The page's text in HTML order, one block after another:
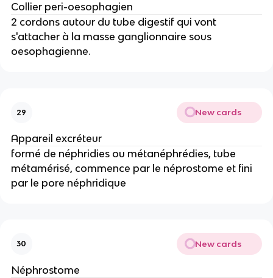
Collier peri-oesophagien
2 cordons autour du tube digestif qui vont
s'attacher à la masse ganglionnaire sous
oesophagienne.
29 New cards
Appareil excréteur
formé de néphridies ou métanéphrédies, tube
métamérisé, commence par le néprostome et fini
par le pore néphridique
30 New cards
Néphrostome